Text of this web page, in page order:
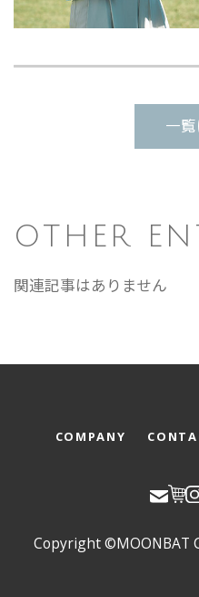
一
OTHER
関連記事はありません
COMPANY
Copyright ©MOONBAT